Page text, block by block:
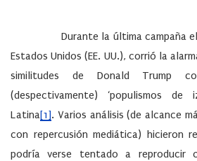
Durante la última campaña
Estados Unidos (EE. UU.), corrió la
similitudes de Donald Trump
(despectivamente) ‘populismos de
Latina[1]. Varios análisis (de alcance
con repercusión mediática) hicieron
podría verse tentado a reproducir